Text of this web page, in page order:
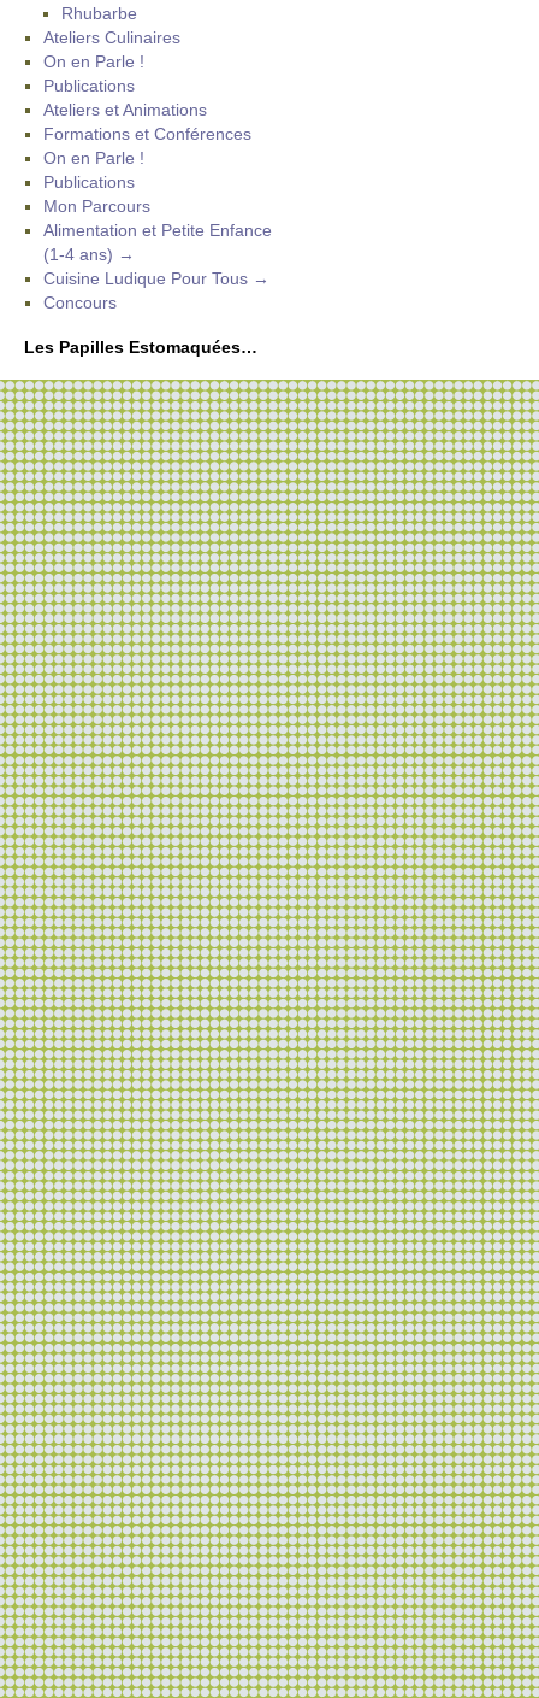
Rhubarbe
Ateliers Culinaires
On en Parle !
Publications
Ateliers et Animations
Formations et Conférences
On en Parle !
Publications
Mon Parcours
Alimentation et Petite Enfance
(1-4 ans) →
Cuisine Ludique Pour Tous →
Concours
Les Papilles Estomaquées…